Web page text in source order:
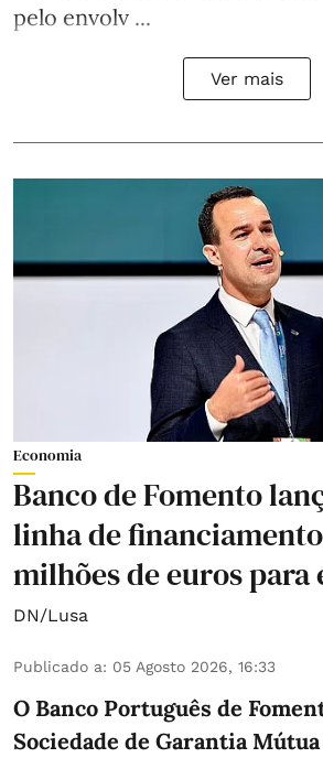
pelo envolv ...
Ver mais
Economia
Banco de Fomento
linha de financiamento
milhões de euros para
DN/Lusa
Publicado a: 05 Agosto 2026, 16:33
O Banco Português de
Sociedade de Garantia Mútua